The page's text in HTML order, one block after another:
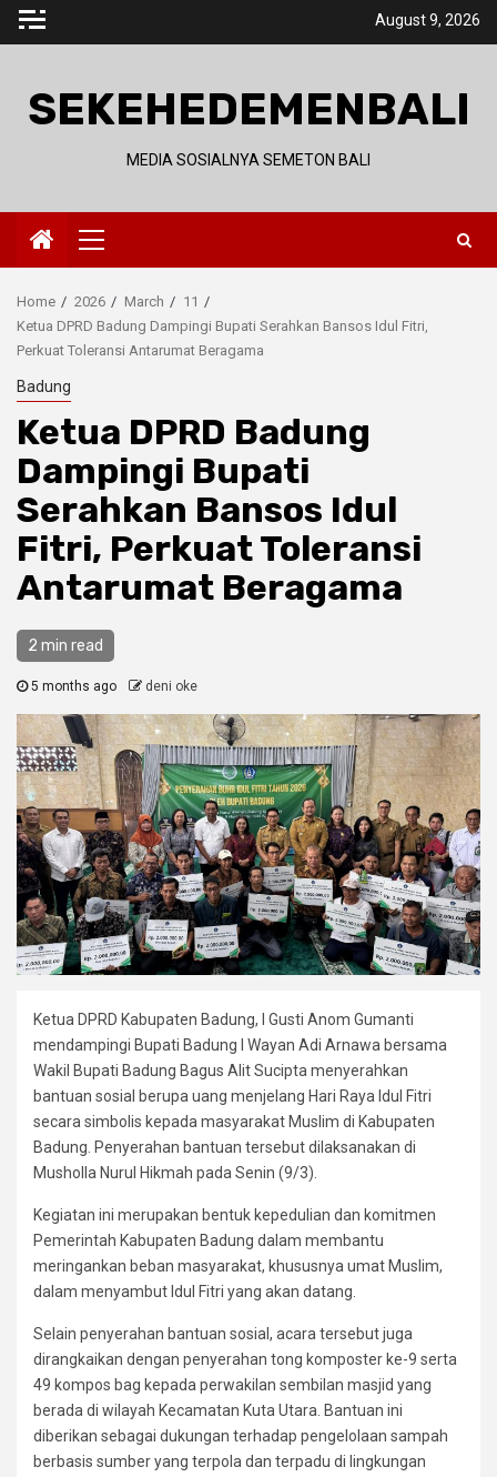
Skip
August 9, 2026
SEKEHEDEMENBALI
MEDIA SOSIALNYA SEMETON BALI
Primary
Menu
Home 2026 March
11
Ketua DPRD Badung Dampingi Bupati Serahkan Bansos Idul Fitri,
Perkuat Toleransi Antarumat Beragama
Badung
Ketua DPRD Badung
Dampingi Bupati
Serahkan Bansos Idul
Fitri, Perkuat Toleransi
Antarumat Beragama
2 min read
5 months ago deni oke
Ketua DPRD Kabupaten Badung, I Gusti Anom Gumanti
mendampingi Bupati Badung I Wayan Adi Arnawa bersama
Wakil Bupati Badung Bagus Alit Sucipta menyerahkan
bantuan sosial berupa uang menjelang Hari Raya Idul Fitri
secara simbolis kepada masyarakat Muslim di Kabupaten
Badung. Penyerahan bantuan tersebut dilaksanakan di
Musholla Nurul Hikmah pada Senin (9/3).
Kegiatan ini merupakan bentuk kepedulian dan komitmen
Pemerintah Kabupaten Badung dalam membantu
meringankan beban masyarakat, khususnya umat Muslim,
dalam menyambut Idul Fitri yang akan datang.
Selain penyerahan bantuan sosial, acara tersebut juga
dirangkaikan dengan penyerahan tong komposter ke-9 serta
49 kompos bag kepada perwakilan sembilan masjid yang
berada di wilayah Kecamatan Kuta Utara. Bantuan ini
diberikan sebagai dukungan terhadap pengelolaan sampah
berbasis sumber yang terpola dan terpadu di lingkungan